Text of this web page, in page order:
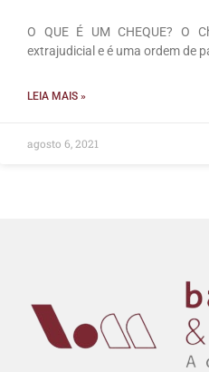
O QUE É UM CHEQUE? O
extrajudicial e é uma ordem de
LEIA MAIS »
agosto 6, 2021